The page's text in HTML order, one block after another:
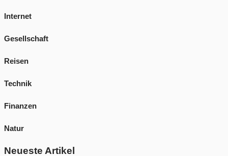
Internet
Gesellschaft
Reisen
Technik
Finanzen
Natur
Neueste Artikel